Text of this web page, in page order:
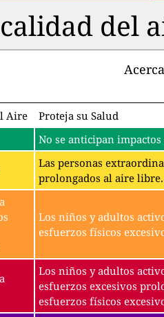
del
Aire
Proteja su Salud
No se anticipan
Las personas
prolongados al aire libre.
Los niños y adultos
esfuerzos físicos
Los niños y adultos
esfuerzos excesivos
esfuerzos físicos